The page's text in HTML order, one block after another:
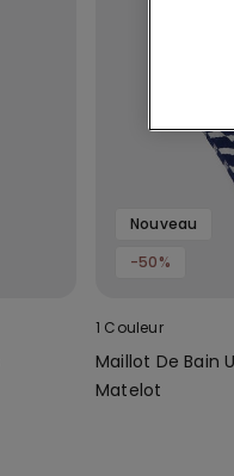
Nouveau
-50%
1 Couleur
Maillot De Bain
Matelot